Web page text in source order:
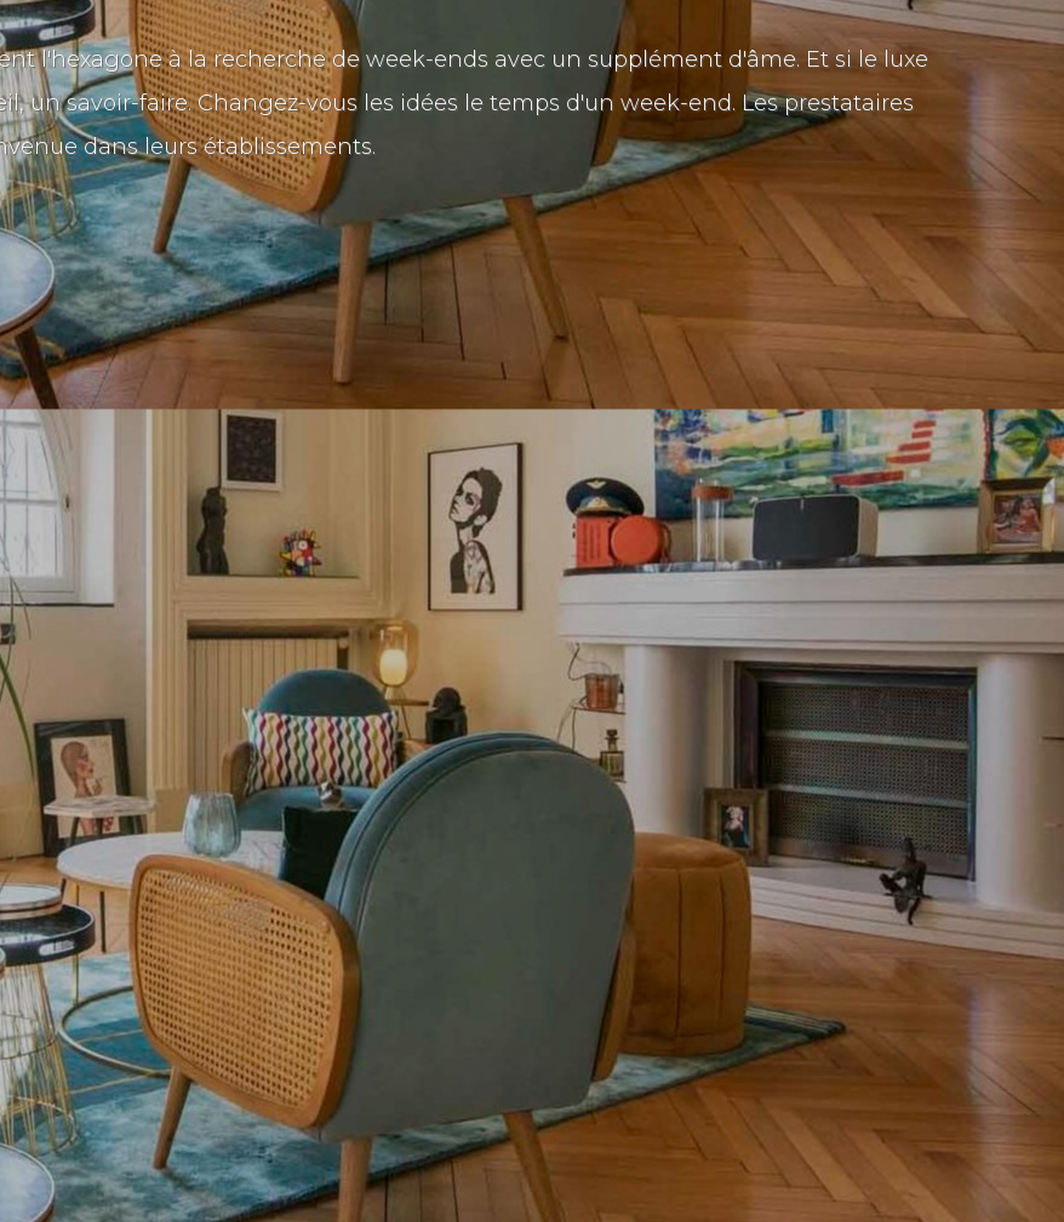
l'hexagone à la recherche de week-ends avec un supplément d'âme. Et si le luxe
un savoir-faire. Changez-vous les idées le temps d'un week-end. Les prestataires
dans leurs établissements.